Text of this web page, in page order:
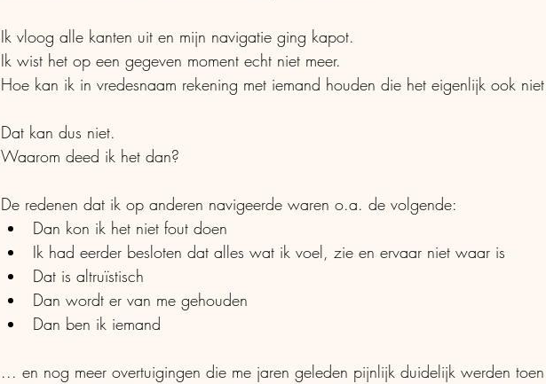
Ik vloog alle kanten uit en mijn navigatie ging kapot.
Ik wist het op een gegeven moment echt niet meer.
Hoe kan ik in vredesnaam rekening met iemand houden die het eigenlijk ook
Dat kan dus niet.
Waarom deed ik het dan?
De redenen dat ik op anderen navigeerde waren o.a. de volgende:
Dan kon ik het niet fout doen
Ik had eerder besloten dat alles wat ik voel, zie en ervaar niet waar is
Dat is altruïstisch
Dan wordt er van me gehouden
Dan ben ik iemand
... en nog meer overtuigingen die me jaren geleden pijnlijk duidelijk werden